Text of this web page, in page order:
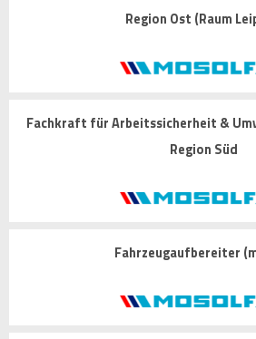
Region Ost (Raum
Fachkraft für Arbeitssicherheit &
Region Süd
Fahrzeugaufbereiter